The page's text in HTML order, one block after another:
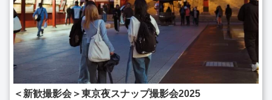
＜新歓撮影会＞東京夜スナップ撮影会2025